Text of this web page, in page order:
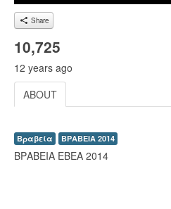
Share
10,725
12 years ago
ABOUT
Βραβεία ΒΡΑΒΕΙΑ 2014
ΒΡΑΒΕΙΑ ΕΒΕΑ 2014